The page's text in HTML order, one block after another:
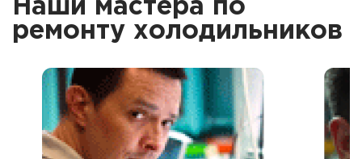
Наши мастера по
ремонту холодильников